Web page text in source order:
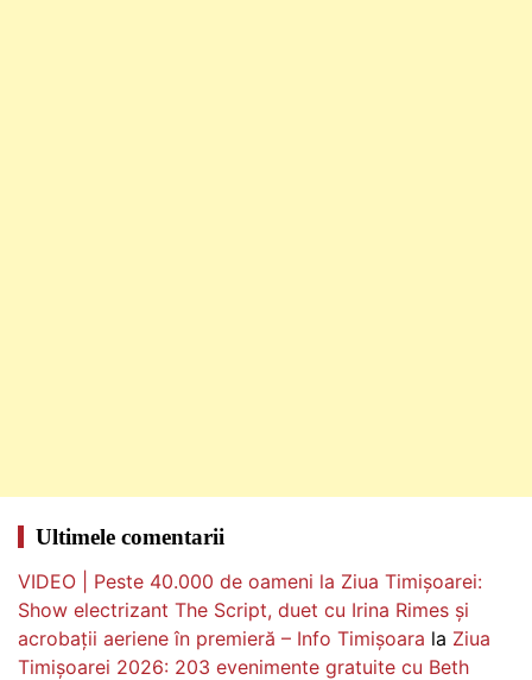
Ultimele comentarii
VIDEO | Peste 40.000 de oameni la Ziua Timișoarei:
Show electrizant The Script, duet cu Irina Rimes și
acrobații aeriene în premieră – Info Timișoara la Ziua
Timișoarei 2026: 203 evenimente gratuite cu Beth